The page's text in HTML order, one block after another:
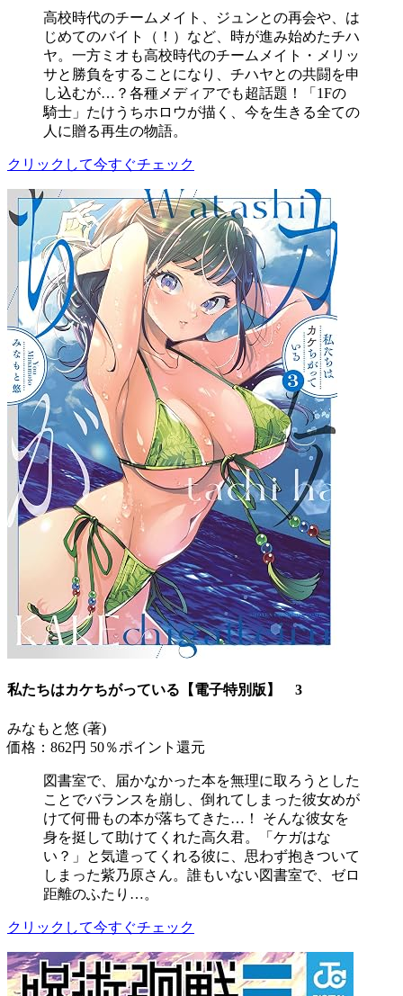
高校時代のチームメイト、ジュンとの再会や、は
じめてのバイト（！）など、時が進み始めたチハ
ヤ。一方ミオも高校時代のチームメイト・メリッ
サと勝負をすることになり、チハヤとの共闘を申
し込むが…？各種メディアでも超話題！「1Fの
騎士」たけうちホロウが描く、今を生きる全ての
人に贈る再生の物語。
クリックして今すぐチェック
私たちはカケちがっている【電子特別版】 3
みなもと悠 (著)
価格：862円 50％ポイント還元
図書室で、届かなかった本を無理に取ろうとした
ことでバランスを崩し、倒れてしまった彼女めが
けて何冊もの本が落ちてきた…！ そんな彼女を
身を挺して助けてくれた高久君。「ケガはな
い？」と気遣ってくれる彼に、思わず抱きついて
しまった紫乃原さん。誰もいない図書室で、ゼロ
距離のふたり…。
クリックして今すぐチェック